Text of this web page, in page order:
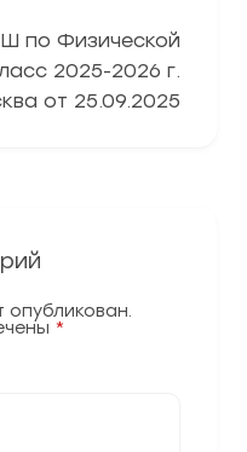
по Физической
2025-2026 г.
от 25.09.2025
опубликован.
*